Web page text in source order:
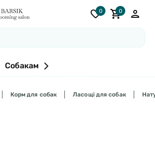
0 0
Собакам
Корм для собак Ласощі для собак